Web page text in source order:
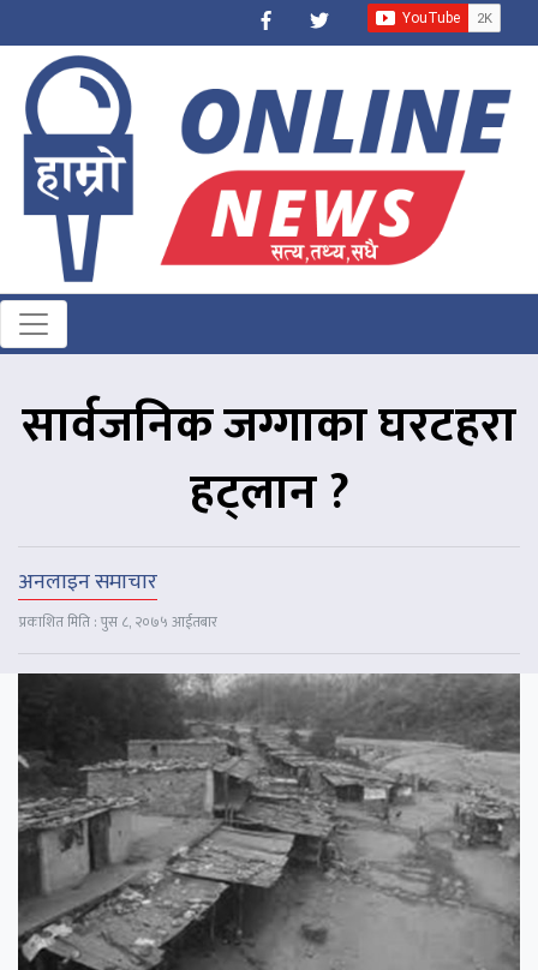
सार्वजनिक जग्गाका घरटहरा
हट्लान ?
अनलाइन समाचार
प्रकाशित मिति : पुस ८, २०७५ आईतबार